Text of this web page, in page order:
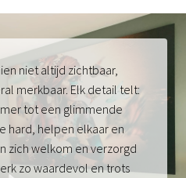
niet altijd zichtbaar,
merkbaar. Elk detail telt:
tot een glimmende
hard, helpen elkaar en
zich welkom en verzorgd
zo waardevol en trots